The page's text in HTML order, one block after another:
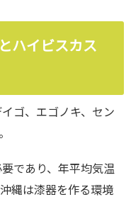
ハイビスカス
ゴ、エゴノキ、セン
であり、年平均気温
縄は漆器を作る環境